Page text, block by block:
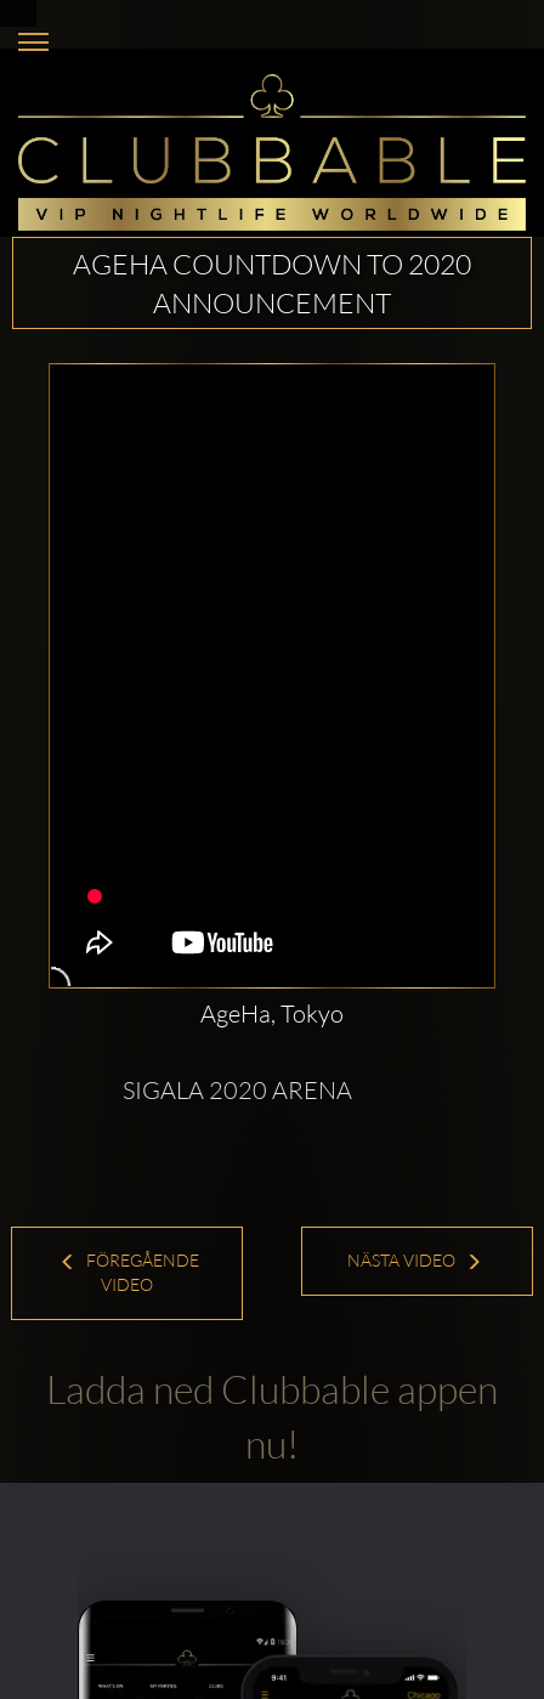
sociala
konton
AGEHA COUNTDOWN TO 2020
ANNOUNCEMENT
AgeHa, Tokyo
SIGALA 2020 ARENA
FÖREGÅENDE
VIDEO
NÄSTA VIDEO
Ladda ned Clubbable appen
nu!